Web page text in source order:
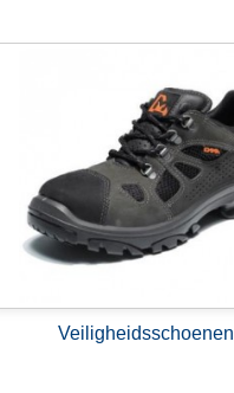
Veiligheidsschoenen